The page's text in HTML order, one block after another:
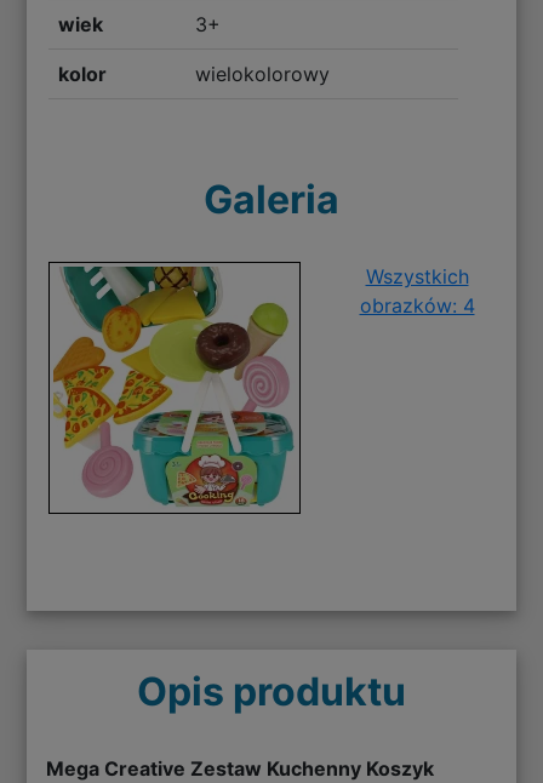
wiek 3+
kolor wielokolorowy
Galeria
Wszystkich
obrazków: 4
Opis produktu
Mega Creative Zestaw Kuchenny Koszyk